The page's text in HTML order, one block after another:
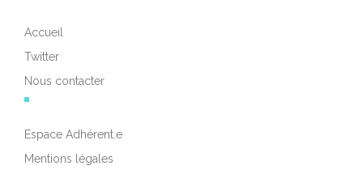
Accueil
Twitter
Nous contacter
Espace Adhérent.e
Mentions légales